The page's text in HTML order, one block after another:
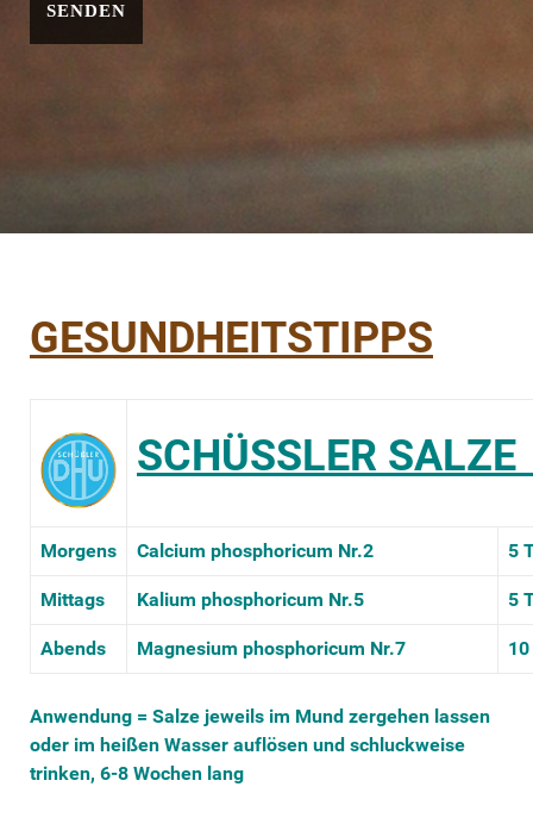
SENDEN
GESUNDHEITSTIPPS
SCHÜSSLER
Morgens Calcium phosphoricum Nr.2 5
Mittags Kalium phosphoricum Nr.5 5
Abends Magnesium phosphoricum Nr.7
Anwendung = Salze jeweils im Mund zergehen lassen
oder im heißen Wasser auflösen und schluckweise
trinken, 6-8 Wochen lang